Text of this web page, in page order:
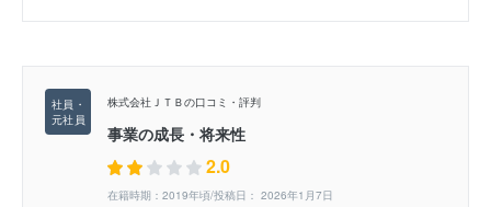
株式会社ＪＴＢの口コミ・評判
事業の成長・将来性
2.0
在籍時期：2019年頃/投稿日： 2026年1月7日